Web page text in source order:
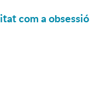
com a obsessió